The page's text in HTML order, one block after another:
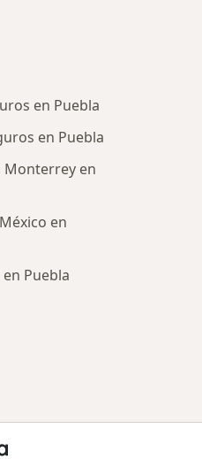
en Puebla
en Puebla
Monterrey en
en
Puebla